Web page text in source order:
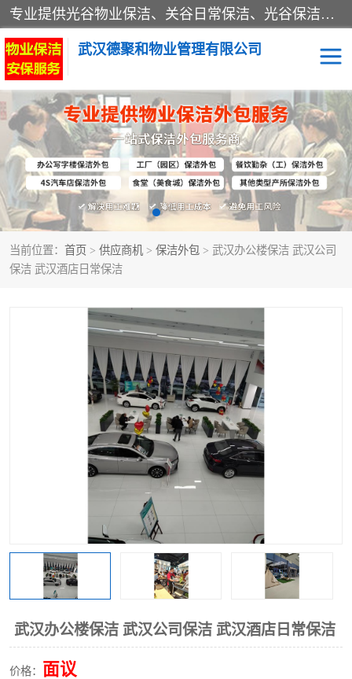
专业提供光谷物业保洁、关谷日常保洁、光谷保洁外包及武汉其他城区的单位日常保洁 武汉德聚和物业管理有限公司致力于打造中国专业物业保洁服务、日常保洁及其他保洁清洗外包服务。自公司成立以来提倡以先进的物业管理理念和模式经营，谋篇布局，以“至诚服务、精益求精、规范管理、锐意拓新”为质量方针，强化内部管理，为业主提供专业化、标准化和精细化的全方位物业服务，管理服务水平得到了广大业主和业内人士的一致好评。
武汉德聚和物业管理有限公司
当前位置： 首页 > 供应商机 > 保洁外包 > 武汉办公楼保洁 武汉公司
保洁 武汉酒店日常保洁
武汉办公楼保洁 武汉公司保洁 武汉酒店日常保洁
价格： 面议
保洁外包